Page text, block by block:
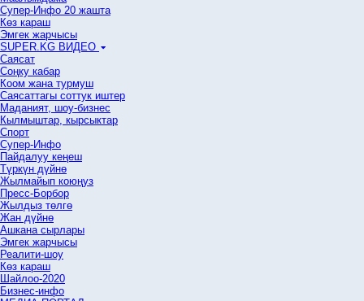
Супер-Инфо 20 жашта
Көз караш
Эмгек жарчысы
SUPER.KG ВИДЕО
Саясат
Cоңку кабар
Коом жана турмуш
Саясаттагы соттук иштер
Маданият, шоу-бизнес
Кылмыштар, кырсыктар
Спорт
Супер-Инфо
Пайдалуу кеңеш
Түркүн дүйнө
Жылмайып коюңуз
Пресс-Борбор
Жылдыз төлгө
Жан дүйнө
Ашкана сырлары
Эмгек жарчысы
Реалити-шоу
Көз караш
Шайлоо-2020
Бизнес-инфо